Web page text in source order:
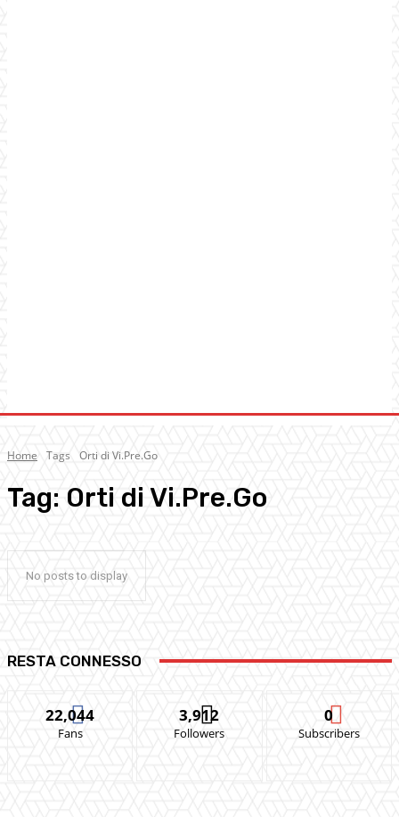
Home Tags Orti di Vi.Pre.Go
Tag: Orti di Vi.Pre.Go
No posts to display
RESTA CONNESSO
22,044
Fans
3,912
Followers
0
Subscribers